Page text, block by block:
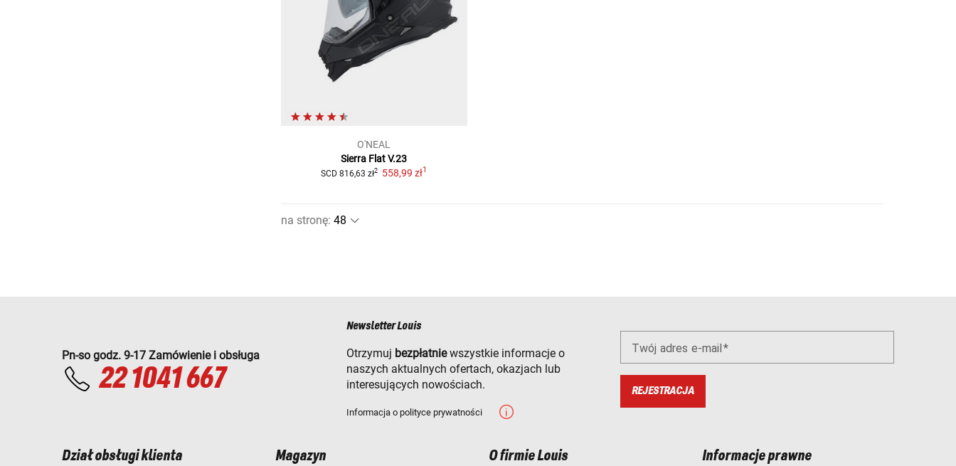
O'NEAL
Sierra Flat V.23
SCD 816,63 zł2 558,99 zł1
na stronę:
Pn-so godz. 9-17 Zamówienie i obsługa
22 1041 667
Newsletter Louis
Otrzymuj bezpłatniewszystkie informacje o
naszych aktualnych ofertach, okazjach lub
interesujących nowościach.
Informacja o polityce prywatności
Twój adres e-mail
REJESTRACJA
Dział obsługi klienta Magazyn O firmie Louis Informacje prawne